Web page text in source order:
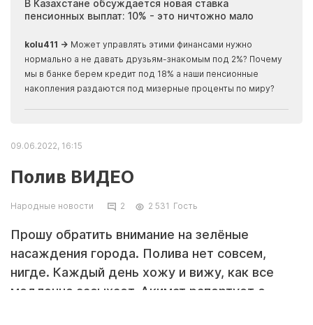
В Казахстане обсуждается новая ставка
пенсионных выплат: 10% - это ничтожно мало
kolu411 → Может управлять этими финансами нужно
нормально а не давать друзьям-знакомым под 2%? Почему
мы в банке берем кредит под 18% а наши пенсионные
накопления раздаются под мизерные проценты по миру?
09.06.2022, 16:15
Полив ВИДЕО
Народные новости 2 2 531 Гость
Прошу обратить внимание на зелёные
насаждения города. Полива нет совсем,
нигде. Каждый день хожу и вижу, как все
медленно засыхает. Акимат рапортует о